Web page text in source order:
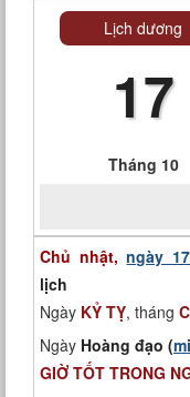
Lịch dương
17
Tháng 10
Chủ nhật,ngày
lịch
Ngày KỶ TỴ, tháng
Ngày Hoàng đạo (
GIỜ TỐT TRONG